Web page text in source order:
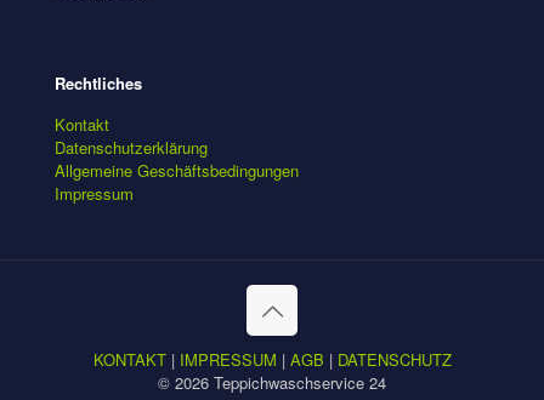
Rechtliches
Kontakt
Datenschutzerklärung
Allgemeine Geschäftsbedingungen
Impressum
KONTAKT| IMPRESSUM | AGB | DATENSCHUTZ
© 2026 Teppichwaschservice 24